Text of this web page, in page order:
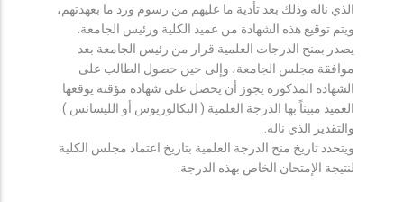
الذي ناله وذلك بعد تأدية ما عليهم من رسوم ورد ما بعهدتهم،
ويتم توقيع هذه الشهادة من عميد الكلية ورئيس الجامعة.
يصدر بمنح الدرجات العلمية قرار من رئيس الجامعة بعد
موافقة مجلس الجامعة، وإلى حين حصول الطالب على
الشهادة المذكورة يجوز أن يحصل على شهادة مؤقتة يوقعها
العميد مبيناً بها الدرجة العلمية ( البكالوريوس أو الليسانس )
والتقدير الذي ناله.
ويتحدد تاريخ منح الدرجة العلمية بتاريخ اعتماد مجلس الكلية
لنتيجة الإمتحان الخاص بهذه الدرجة.